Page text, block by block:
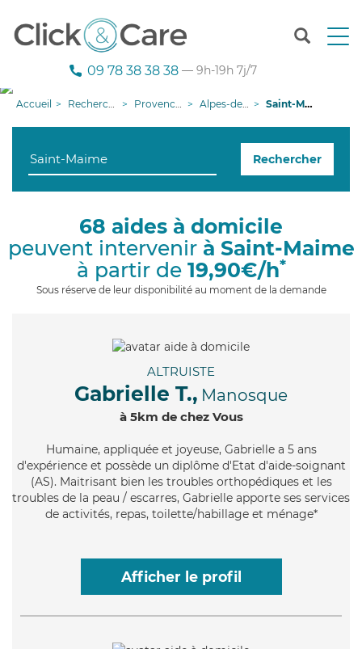
T
n
g
i
09 78 38 38 38 — 9h-19h 7j/7
Accueil Recherche aide à domicile Provence-Alpes-Côte d'Azur Alpes-de-Haute-Provence Saint-Maime
Rechercher
68 aides à domicile
peuvent intervenir à Saint-Maime
à partir de 19,90€/h*
Sous réserve de leur disponibilité au moment de la demande
ALTRUISTE
Gabrielle T., Manosque
à 5km de chez Vous
Humaine, appliquée et joyeuse, Gabrielle a 5 ans
d'expérience et possède un diplôme d'Etat d'aide-soignant
(AS). Maitrisant bien les troubles orthopédiques et les
troubles de la peau / escarres, Gabrielle apporte ses services
de activités, repas, toilette/habillage et ménage*
Afficher le profil